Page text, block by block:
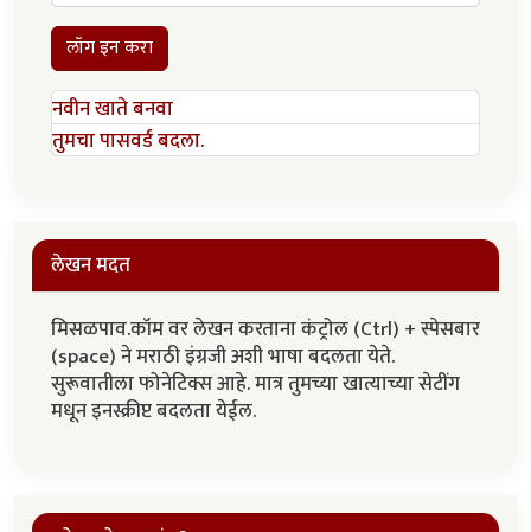
लॉग इन करा
नवीन खाते बनवा
तुमचा पासवर्ड बदला.
लेखन मदत
मिसळपाव.कॉम वर लेखन करताना कंट्रोल (Ctrl) + स्पेसबार
(space) ने मराठी इंग्रजी अशी भाषा बदलता येते.
सुरूवातीला फोनेटिक्स आहे. मात्र तुमच्या खात्याच्या सेटींग
मधून इनस्क्रीप्ट बदलता येईल.